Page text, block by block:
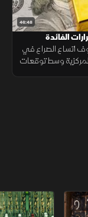
46:48
الفائدة
اتساع الصراع في
وسط توقعات
سلاسل